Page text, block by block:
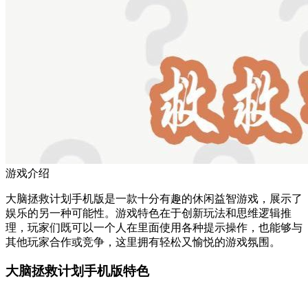
游戏介绍
大脑拯救计划手机版是一款十分有趣的休闲益智游戏，展示了
娱乐的另一种可能性。游戏特色在于创新玩法和思维逻辑推
理，玩家们既可以一个人在里面使用各种提示操作，也能够与
其他玩家合作或竞争，这里拥有轻松又愉悦的游戏氛围。
大脑拯救计划手机版特色